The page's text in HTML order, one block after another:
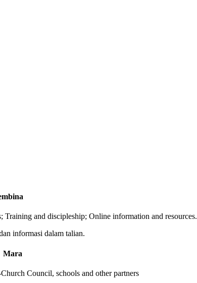
Training and discipleship; Online information and resources.
informasi dalam talian.
Mara
Council, schools and other partners